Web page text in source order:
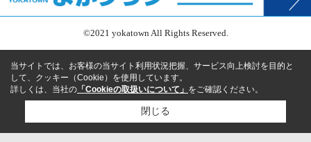
©2021 yokatown All Rights Reserved.
当サイトでは、お客様の当サイト利用状況把握、サービス向上検討を目的と
して、クッキー（Cookie）を使用しています。
詳しくは、当社の 「Cookieの取扱いについて」 をご確認ください。
閉じる